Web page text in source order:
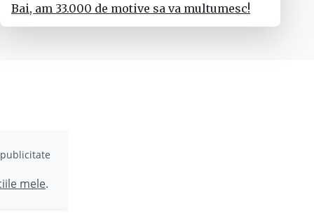
Bai, am 33.000 de motive sa va multumesc!
publicitate
mele.